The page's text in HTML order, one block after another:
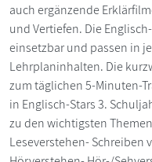
auch ergänzende
und Vertiefen. Die
einsetzbar und passen in
Lehrplaninhalten. Die
zum täglichen 5-Minuten-
in Englisch-Stars 3.
zu den wichtigsten
Leseverstehen- Schreiben